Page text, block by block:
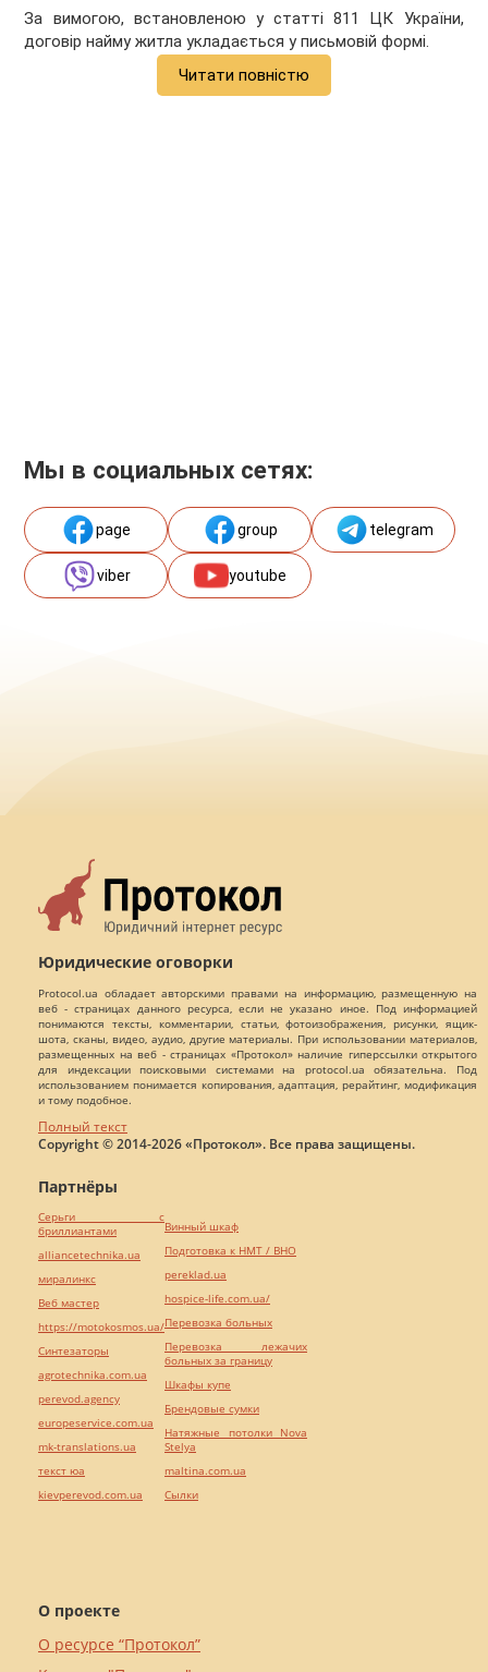
За вимогою, встановленою у статті 811 ЦК України,
договір найму житла укладається у письмовій формі.
Читати повністю
Мы в социальных сетях:
page group telegram
viber youtube
Юридические оговорки
Protocol.ua обладает авторскими правами на информацию, размещенную на
веб - страницах данного ресурса, если не указано иное. Под информацией
понимаются тексты, комментарии, статьи, фотоизображения, рисунки, ящик-
шота, сканы, видео, аудио, другие материалы. При использовании материалов,
размещенных на веб - страницах «Протокол» наличие гиперссылки открытого
для индексации поисковыми системами на protocol.ua обязательна. Под
использованием понимается копирования, адаптация, рерайтинг, модификация
и тому подобное.
Полный текст
Copyright © 2014-2026 «Протокол». Все права защищены.
О проекте
О ресурсе “Протокол”
Партнёры
Серьги с
бриллиантами
alliancetechnika.ua
миралинкс
Веб мастер
https://motokosmos.ua/
Синтезаторы
agrotechnika.com.ua
perevod.agency
europeservice.com.ua
mk-translations.ua
текст юа
kievperevod.com.ua
Винный шкаф
Подготовка к НМТ / ВНО
pereklad.ua
hospice-life.com.ua/
Перевозка больных
Перевозка лежачих
больных за границу
Шкафы купе
Брендовые сумки
Натяжные потолки Nova
Stelya
maltina.com.ua
Cылки